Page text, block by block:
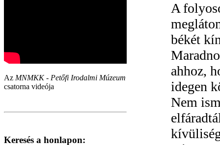
Az MNMKK - Petőfi Irodalmi Múzeum
csatorna videója
Keresés a honlapon:
A
békét
ahhoz,
idegen
Nem